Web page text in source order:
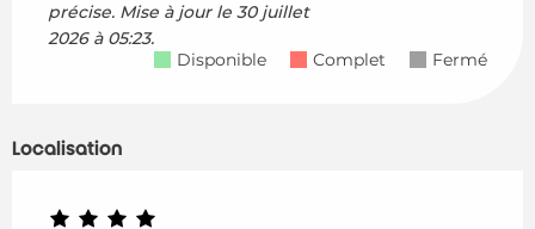
précise. Mise à jour le 30 juillet
2026 à 05:23.
Disponible
Complet Fermé
Localisation